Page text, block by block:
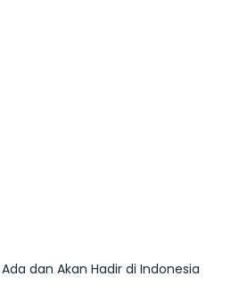
dan Akan Hadir di Indonesia